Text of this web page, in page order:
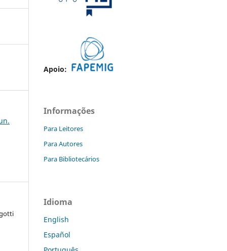
Apoio:
Informações
Para Leitores
Para Autores
Para Bibliotecários
Idioma
English
Español